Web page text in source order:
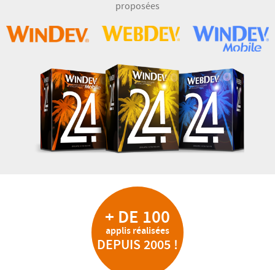
proposées
+ DE 100
applis réalisées
DEPUIS 2005 !